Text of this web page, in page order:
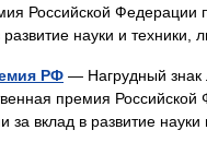
Российской Федерации
науки и
РФ — Нагрудный знак
премия
за вклад в развитие